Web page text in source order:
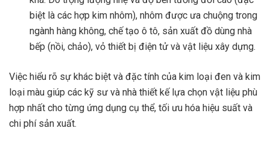
biệt là các hợp kim nhôm), nhôm được ưa chuộng trong
ngành hàng không, chế tạo ô tô, sản xuất đồ dùng nhà
bếp (nồi, chảo), vỏ thiết bị điện tử và vật liệu xây dựng.
Việc hiểu rõ sự khác biệt và đặc tính của kim loại đen và kim
loại màu giúp các kỹ sư và nhà thiết kế lựa chọn vật liệu phù
hợp nhất cho từng ứng dụng cụ thể, tối ưu hóa hiệu suất và
chi phí sản xuất.